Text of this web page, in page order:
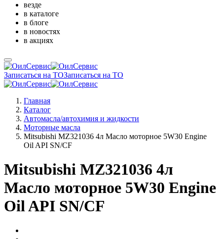
везде
в каталоге
в блоге
в новостях
в акциях
Записаться на ТОЗаписаться на ТО
Главная
Каталог
Автомасла/автохимия и жидкости
Моторные масла
Mitsubishi MZ321036 4л Масло моторное 5W30 Engine
Oil API SN/CF
Mitsubishi MZ321036 4л
Масло моторное 5W30 Engine
Oil API SN/CF